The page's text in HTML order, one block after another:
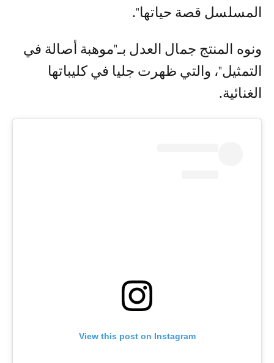
المسلسل قصة حياتها".
ونوه المنتج جمال العدل بـ"موهبة أصالة في
التمثيل"، والتي ظهرت جليا في كليباتها
الغنائية.
View this post on Instagram